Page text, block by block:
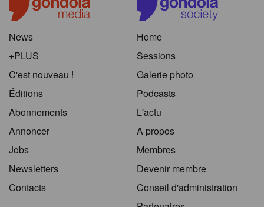
News
+PLUS
C'est nouveau !
Éditions
Abonnements
Annoncer
Jobs
Newsletters
Contacts
Home
Sessions
Galerie photo
Podcasts
L'actu
A propos
Membres
Devenir membre
Conseil d'administration